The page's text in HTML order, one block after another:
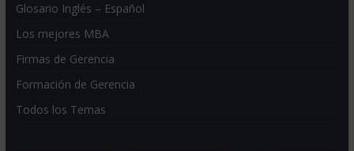
Glosario Inglés – Español
Los mejores MBA
Firmas de Gerencia
Formación de Gerencia
Todos los Temas